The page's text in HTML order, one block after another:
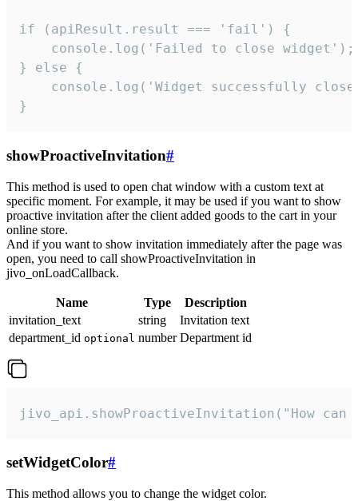
if (apiResult.result === 'fail') {
    console.log('Failed to close widget');
} else {
console.log('Widget successfully
}
showProactiveInvitation#
This method is used to open chat window with a custom text at
specific moment. For example, it may be used if you want to show
proactive invitation after the client added goods to the cart in your
online store.
And if you want to show invitation immediately after the page was
open, you need to call showProactiveInvitation in
jivo_onLoadCallback.
Name Type
Description
invitation_text
string
Invitation text
department_id optional number Department id
jivo_api.showProactiveInvitation("How
setWidgetColor#
This method allows you to change the widget color.